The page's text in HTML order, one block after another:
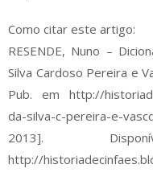
Como citar este artigo:
RESENDE, Nuno –
Silva Cardoso Pereira e
Pub. em http://
da-silva-c-pereira-e-
2013].
http://